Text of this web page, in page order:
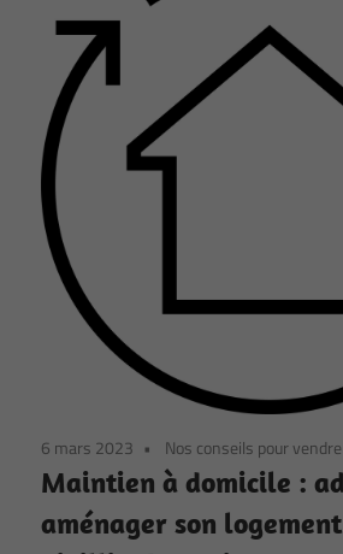
6 mars 2023 Nos conseils pour vendre
Maintien à domicile :
aménager son